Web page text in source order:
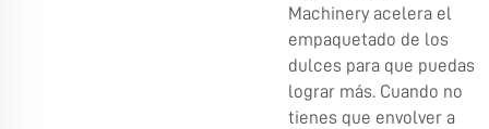
Machinery acelera el
empaquetado de los
dulces para que puedas
lograr más. Cuando no
tienes que envolver a